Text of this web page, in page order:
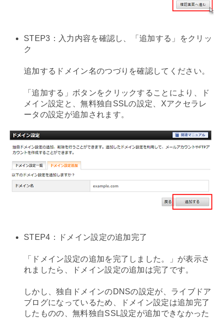
STEP3：入力内容を確認し、「追加する」をクリッ
ク
追加するドメイン名のつづりを確認してください。
「追加する」ボタンをクリックすることにより、ド
メイン設定と、無料独自SSLの設定、Xアクセラレ
ータの設定が追加されます。
STEP4：ドメイン設定の追加完了
「ドメイン設定の追加を完了しました。」が表示さ
れましたら、ドメイン設定の追加は完了です。
しかし、独自ドメインのDNSの設定が、ライブドア
ブログになっているため、ドメイン設定は追加完了
したものの、無料独自SSL設定が追加できなかった